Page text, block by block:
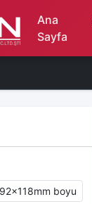
Ana
Sayfa